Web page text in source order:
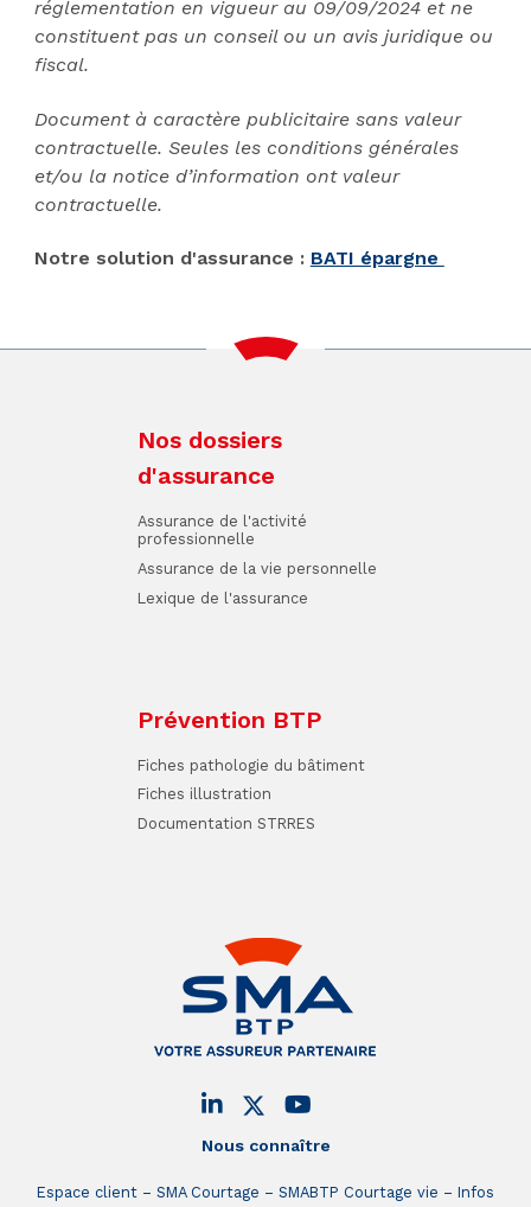
réglementation en vigueur au 09/09/2024 et ne
constituent pas un conseil ou un avis juridique ou
fiscal.
Document à caractère publicitaire sans valeur
contractuelle. Seules les conditions générales
et/ou la notice d’information ont valeur
contractuelle.
Notre solution d'assurance : BATI épargne
Nous connaître
Espace client SMA Courtage SMABTP Courtage vie Infos
Nos dossiers
d'assurance
Assurance de l'activité
professionnelle
Assurance de la vie personnelle
Lexique de l'assurance
Prévention BTP
Fiches pathologie du bâtiment
Fiches illustration
Documentation STRRES